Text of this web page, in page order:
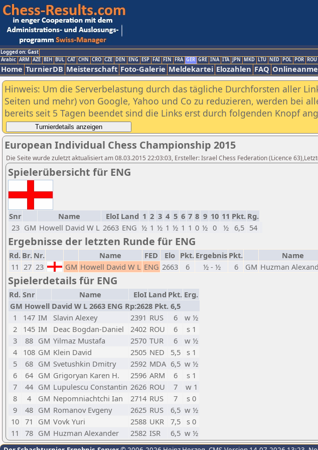
Logged on: Gast
Arabic ARM AZE BIH BUL CAT CHN CRO CZE DEN ENG ESP FAI FIN FRA GER GRE INA ITA JPN MKD LTU NED POL POR ROU
Home TurnierDB Meisterschaft Foto-Galerie Meldekartei Elozahlen FAQ
Hinweis: Um die Serverbelastung durch das tägliche Durchforsten aller
Seiten und mehr) von Google, Yahoo und Co zu reduzieren, werden bei
bereits seit 5 Tagen beendet sind die Links erst durch folgenden Knopf
European Individual Chess Championship 2015
Die Seite wurde zuletzt aktualisiert am 08.03.2015 22:03:03, Ersteller: Israel Chess Federation (Licence
Spielerübersicht für ENG
Snr Name EloI Land 1 2 3 4 5 6 7 8 9 10 11 Pkt. Rg.
23 GM Howell David W L 2663 ENG ½ 1 ½ 1 ½ 1 1 0 ½ 0 ½ 6,5 54
Ergebnisse der letzten Runde für ENG
Rd. Br. Nr. Name FED Elo Pkt. Ergebnis Pkt. Name
11 27 23 GM Howell David W L ENG 2663 6 ½ - ½ 6 GM Huzman
Spielerdetails für ENG
Rd. Snr Name EloI Land Pkt. Erg.
GM Howell David W L 2663 ENG Rp:2628 Pkt. 6,5
1
147 IM Slavin Alexey 2391 RUS 6
w ½
2
145 IM Deac Bogdan-Daniel 2402 ROU 6
s 1
3
88 GM Yilmaz Mustafa 2570 TUR 6
w ½
4
108 GM Klein David 2505 NED 5,5
s 1
5
68 GM Svetushkin Dmitry 2592 MDA 6,5 w ½
6
64 GM Grigoryan Karen H. 2596 ARM 6
s 1
7
44 GM Lupulescu Constantin 2626 ROU 7
w 1
8
4 GM Nepomniachtchi Ian 2714 RUS 7
s 0
9
48 GM Romanov Evgeny 2625 RUS 6,5 w ½
10 71 GM Vovk Yuri 2588 UKR 7,5
s 0
11
78 GM Huzman Alexander 2582 ISR 6,5 w ½